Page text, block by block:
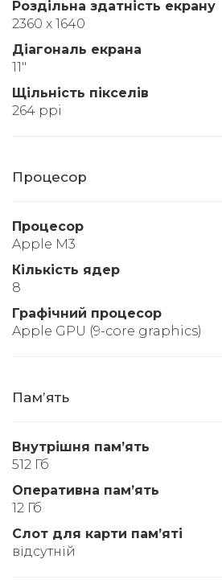
Роздільна здатність екрану
2360 x 1640
Діагональ екрана
11"
Щільність пікселів
264 ppi
Процесор
Процесор
Apple M3
Кількість ядер
8
Графічний процесор
Apple GPU (9-core graphics)
Памʼять
Внутрішня памʼять
512 Гб
Оперативна памʼять
12 Гб
Слот для карти памʼяті
відсутній